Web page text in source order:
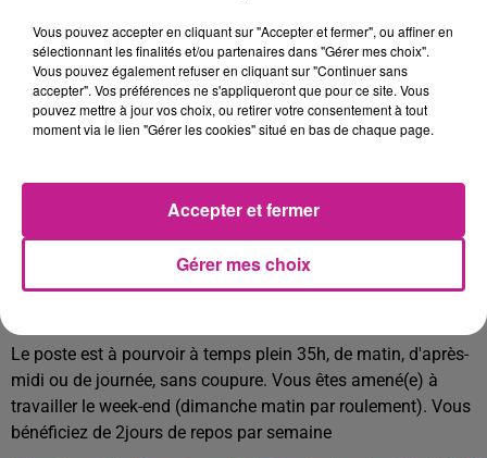
Poulaillon.
À ce titre, vos principales missions sont les suivantes :
- Mise en place des produits selon le plan merchandising
établi,
- Respect des règles d'hygiène et de sécurité alimentaire,
- Entretien du point de vente,
Plus qu'une formation, c'est votre dynamisme et votre envie
Le poste est à pourvoir à temps plein 35h, de matin, d'après-
midi ou de journée, sans coupure. Vous êtes amené(e) à
travailler le week-end (dimanche matin par roulement). Vous
bénéficiez de 2jours de repos par semaine
Vous pouvez accepter en cliquant sur "Accepter et fermer", ou affiner en
sélectionnant les finalités et/ou partenaires dans "Gérer mes choix".
Vous pouvez également refuser en cliquant sur "Continuer sans
accepter". Vos préférences ne s'appliqueront que pour ce site. Vous
pouvez mettre à jour vos choix, ou retirer votre consentement à tout
moment via le lien "Gérer les cookies" situé en bas de chaque page.
Gérer mes choix
Accepter et fermer